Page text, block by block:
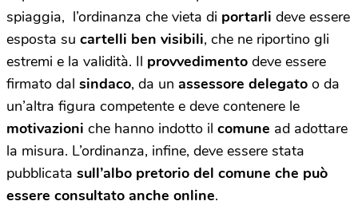
spiaggia, l’ordinanza che vieta di portarli deve essere
esposta su cartelli ben visibili, che ne riportino gli
estremi e la validità. Il provvedimento deve essere
firmato dal sindaco, da un assessore delegato o da
un’altra figura competente e deve contenere le
motivazioni che hanno indotto il comune ad adottare
la misura. L’ordinanza, infine, deve essere stata
pubblicata sull’albo pretorio del comune che può
essere consultato anche online.